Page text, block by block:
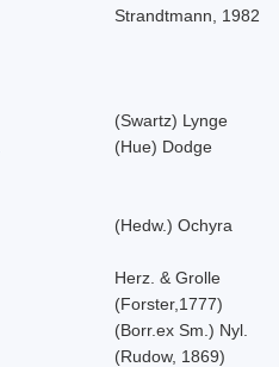
Strandtmann, 1982
(Swartz) Lynge
(Hue) Dodge
(Hedw.) Ochyra
Herz. & Grolle
(Forster,1777)
(Borr.ex Sm.) Nyl.
(Rudow, 1869)